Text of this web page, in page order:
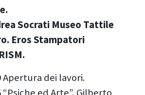
Socrati Museo Tattile
Eros Stampatori
Apertura dei lavori.
“Psiche ed Arte”. Gilberto